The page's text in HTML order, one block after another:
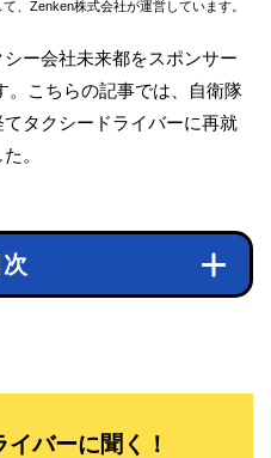
、Zenken株式会社が運営しています。
ー会社未来都をスポンサー
。こちらの記事では、自衛隊
タクシードライバーに再就
。
次
バーに聞く！